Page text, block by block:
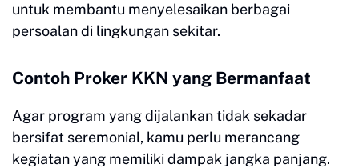
untuk membantu menyelesaikan berbagai
persoalan di lingkungan sekitar.
Contoh Proker KKN yang Bermanfaat
Agar program yang dijalankan tidak sekadar
bersifat seremonial, kamu perlu merancang
kegiatan yang memiliki dampak jangka panjang.